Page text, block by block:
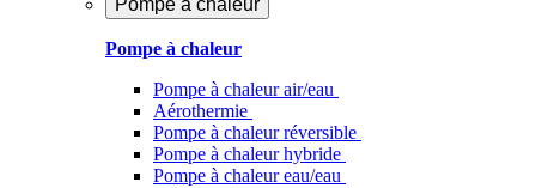
Pompe à chaleur
Pompe à chaleur
Pompe à chaleur air/eau
Aérothermie
Pompe à chaleur réversible
Pompe à chaleur hybride
Pompe à chaleur​ eau/eau